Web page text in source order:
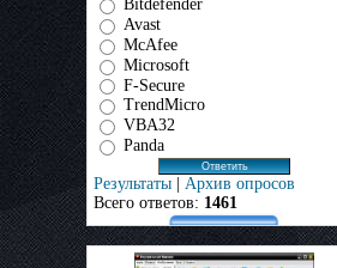
Bitdefender
Avast
McAfee
Microsoft
F-Secure
TrendMicro
VBA32
Panda
Результаты | Архив опросов
Всего ответов: 1461